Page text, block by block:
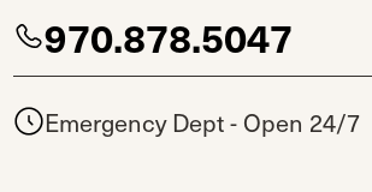
970.878.5047
Emergency Dept - Open 24/7